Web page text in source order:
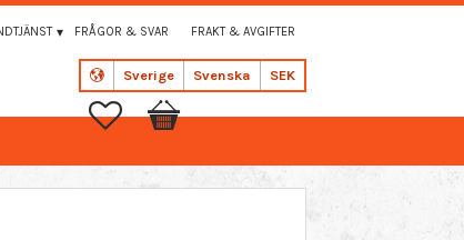
Sverige Svenska SEK
FRÅGOR & SVAR FRAKT & AVGIFTER
Favoriter
Kundvagn